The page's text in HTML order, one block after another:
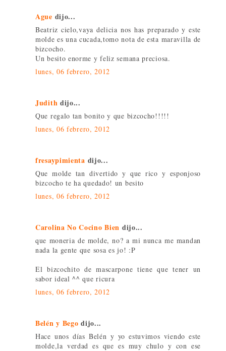
Ague dijo...
Beatriz cielo,vaya delicia nos has preparado y este
molde es una cucada,tomo nota de esta maravilla de
bizcocho.
Un besito enorme y feliz semana preciosa.
lunes, 06 febrero, 2012
Judith dijo...
Que regalo tan bonito y que bizcocho!!!!!
lunes, 06 febrero, 2012
fresaypimienta dijo...
Que molde tan divertido y que rico y esponjoso
bizcocho te ha quedado! un besito
lunes, 06 febrero, 2012
Carolina No Cocino Bien dijo...
que moneria de molde, no? a mi nunca me mandan
nada la gente que sosa es jo! :P
El bizcochito de mascarpone tiene que tener un
sabor ideal ^^ que ricura
lunes, 06 febrero, 2012
Belén y Bego dijo...
Hace unos días Belén y yo estuvimos viendo este
molde,la verdad es que es muy chulo y con ese